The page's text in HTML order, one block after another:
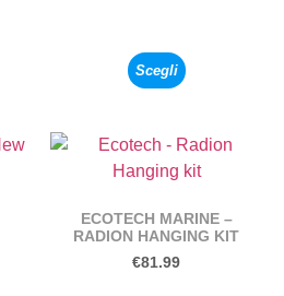
Scegli
ECOTECH MARINE –
RADION HANGING KIT
€81.99